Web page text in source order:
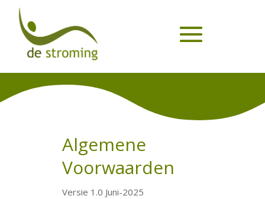
Algemene
Voorwaarden
Versie 1.0 Juni-2025